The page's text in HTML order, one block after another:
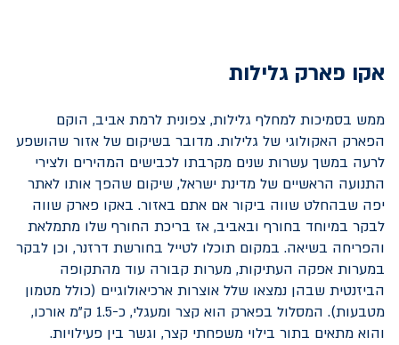
אקו פארק גלילות
ממש בסמיכות למחלף גלילות, צפונית לרמת אביב, הוקם
הפארק האקולוגי של גלילות. מדובר בשיקום של אזור שהושפע
לרעה במשך עשרות שנים מקרבתו לכבישים המהירים ולצירי
התנועה הראשיים של מדינת ישראל, שיקום שהפך אותו לאתר
יפה שבהחלט שווה ביקור אם אתם באזור. באקו פארק שווה
לבקר במיוחד בחורף ובאביב, אז בריכת החורף שלו מתמלאת
והפריחה בשיאה. במקום תוכלו לטייל בחורשת דרזנר, וכן לבקר
במערות אפקה העתיקות, מערות קבורה עוד מהתקופה
הביזנטית שבהן נמצאו שלל אוצרות ארכיאולוגיים (כולל מטמון
מטבעות). המסלול בפארק הוא קצר ומעגלי, כ-1.5 ק"מ אורכו,
והוא מתאים בתור בילוי משפחתי קצר, וגשר בין פעילויות.